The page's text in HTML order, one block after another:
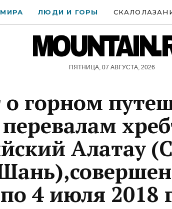
ЛЮДИ И ГОРЫ
ПЯТНИЦА, 07 АВГУСТА, 2026
горном
Алатау
4 июля 2018